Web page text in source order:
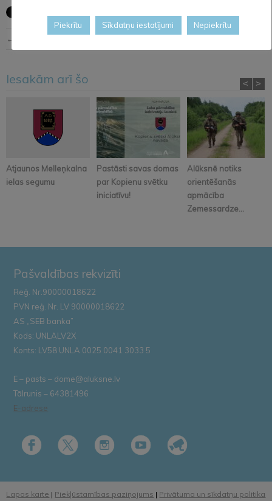
← Iepriekšējā ziņa Nākošā ziņa →
Iesakām arī šo
Atjaunos Melleņkalna
ielas segumu
Pastāsti savas domas
par Kopienu svētku
iniciatīvu!
Alūksnē notiks
orientēšanās
apmācība
Zemessardze...
< >
Pašvaldības rekvizīti
Reģ. Nr.90000018622
PVN reģ. Nr. LV 90000018622
AS „SEB banka”
Kods: UNLALV2X
Konts: LV58 UNLA 0025 0041 3033 5
E – pasts – dome@aluksne.lv
Tālrunis – 64381496
E-adrese
Lapas karte | Piekļūstamības paziņojums | Privātuma un sīkdatņu politika
Piekrītu Sīkdatņu iestatījumi Nepiekrītu